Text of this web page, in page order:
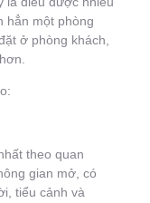
hẳn một phòng
ở phòng khách,
theo quan
gian mở, có
tiểu cảnh và